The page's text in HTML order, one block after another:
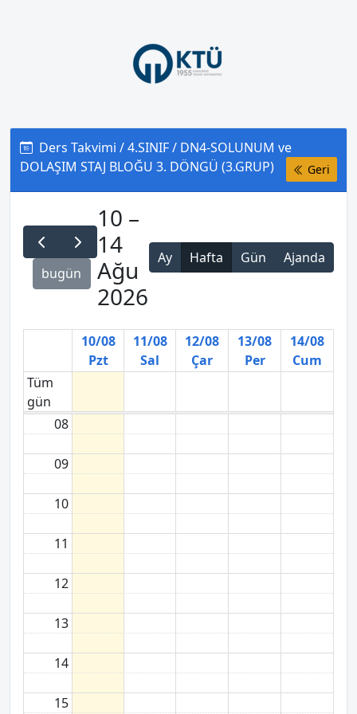
Ders Takvimi / 4.SINIF / DN4-SOLUNUM ve
DOLAŞIM STAJ BLOĞU 3. DÖNGÜ (3.GRUP)
Geri
bugün
10 –
14
Ağu
2026
Ay Hafta Gün Ajanda
10/08
Pzt
11/08
Sal
12/08
Çar
13/08
Per
14/08
Cum
Tüm
gün
08
09
10
11
12
13
14
15